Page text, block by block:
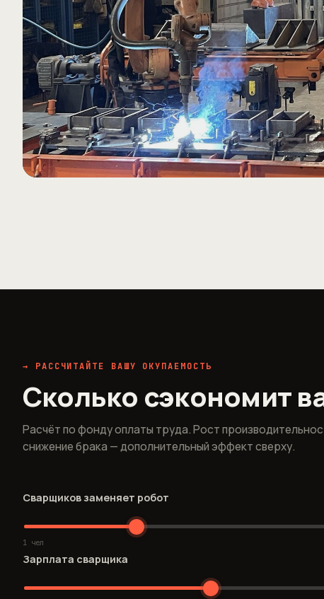
→ РАССЧИТАЙТЕ ВАШУ ОКУПАЕМОСТЬ
Сколько сэкономит
Расчёт по фонду оплаты труда. Рост
снижение брака — дополнительный эффект сверху.
Сварщиков заменяет робот
1 чел
Зарплата сварщика